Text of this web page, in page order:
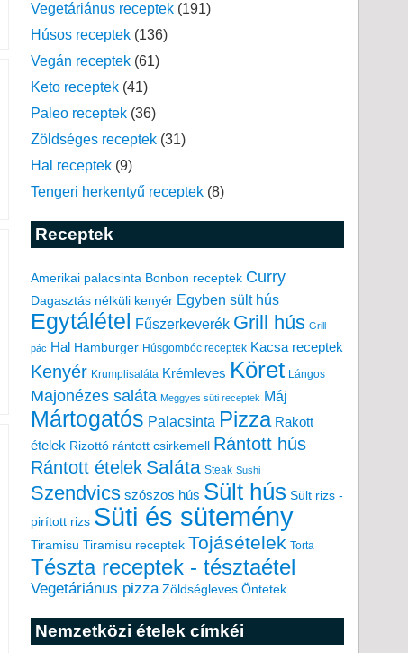
Vegetáriánus receptek(191)
Húsos receptek(136)
Vegán receptek(61)
Keto receptek(41)
Paleo receptek(36)
Zöldséges receptek(31)
Hal receptek(9)
Tengeri herkentyű receptek(8)
Receptek
Amerikai palacsinta Bonbon receptek Curry
Dagasztás nélküli kenyér Egyben sült hús
Egytálétel Fűszerkeverék Grill hús Grill
pác Hal Hamburger Húsgombóc receptek Kacsa receptek
Kenyér Krumplisaláta Krémleves Köret Lángos
Majonézes saláta Meggyes süti receptek Máj
Mártogatós Palacsinta Pizza Rakott
ételek Rizottó rántott csirkemell Rántott hús
Rántott ételek Saláta Steak Sushi
Szendvics szószos hús Sült hús Sült rizs -
pirított rizs Süti és sütemény
Tiramisu Tiramisu receptek Tojásételek Torta
Tészta receptek - tésztaétel
Vegetáriánus pizza Zöldségleves Öntetek
Nemzetközi ételek címkéi